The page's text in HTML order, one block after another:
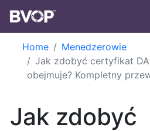
Skip to main content
Home
Menedzerowie
Jak zdobyć certyfikat
obejmuje? Kompletny
Jak zdobyć